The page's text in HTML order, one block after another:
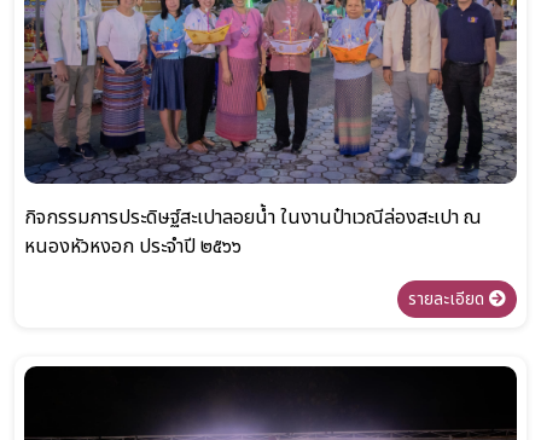
กิจกรรมการประดิษฐ์สะเปาลอยน้ำ ในงานป๋าเวณีล่องสะเปา ณ
หนองหัวหงอก ประจำปี ๒๕๖๖
รายละเอียด